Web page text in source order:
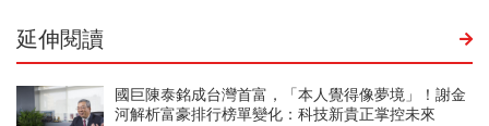
延伸閱讀
國巨陳泰銘成台灣首富，「本人覺得像夢境」！謝金
河解析富豪排行榜單變化：科技新貴正掌控未來